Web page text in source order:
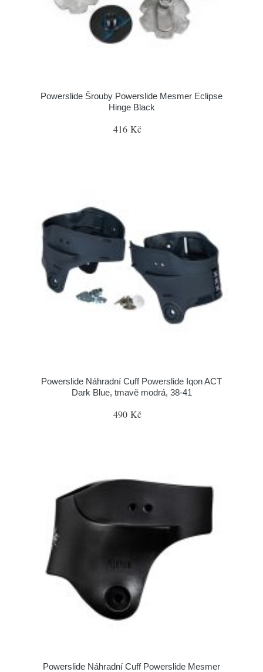
Powerslide Šrouby Powerslide Mesmer Eclipse
Hinge Black
416 Kč
Powerslide Náhradní Cuff Powerslide Iqon ACT
Dark Blue, tmavě modrá, 38-41
490 Kč
Powerslide Náhradní Cuff Powerslide Mesmer